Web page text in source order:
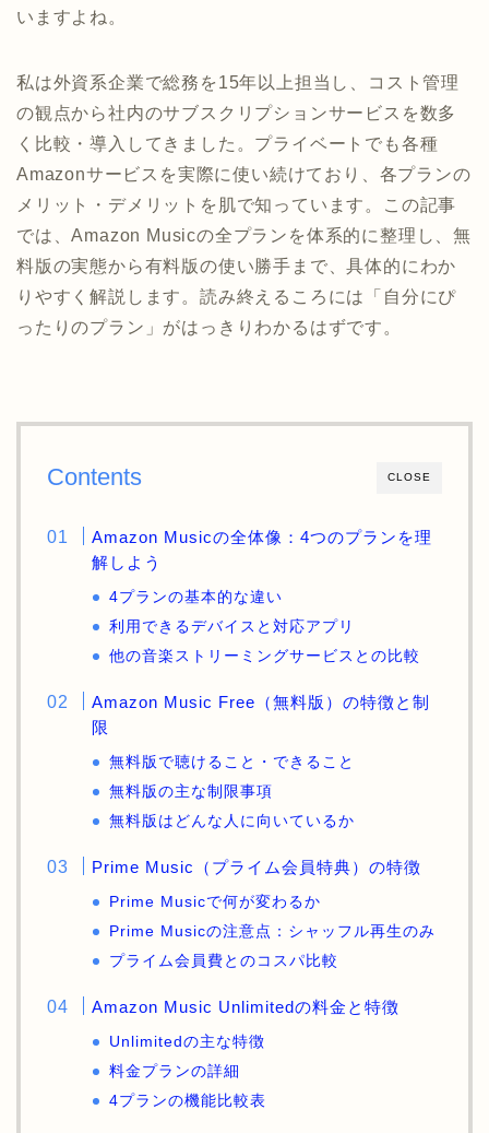
いますよね。
私は外資系企業で総務を15年以上担当し、コスト管理
の観点から社内のサブスクリプションサービスを数多
く比較・導入してきました。プライベートでも各種
Amazonサービスを実際に使い続けており、各プランの
メリット・デメリットを肌で知っています。この記事
では、Amazon Musicの全プランを体系的に整理し、無
料版の実態から有料版の使い勝手まで、具体的にわか
りやすく解説します。読み終えるころには「自分にぴ
ったりのプラン」がはっきりわかるはずです。
CLOSE
Contents
Amazon Musicの全体像：4つのプランを理
解しよう
4プランの基本的な違い
利用できるデバイスと対応アプリ
他の音楽ストリーミングサービスとの比較
Amazon Music Free（無料版）の特徴と制
限
無料版で聴けること・できること
無料版の主な制限事項
無料版はどんな人に向いているか
Prime Music（プライム会員特典）の特徴
Prime Musicで何が変わるか
Prime Musicの注意点：シャッフル再生のみ
プライム会員費とのコスパ比較
Amazon Music Unlimitedの料金と特徴
Unlimitedの主な特徴
料金プランの詳細
4プランの機能比較表